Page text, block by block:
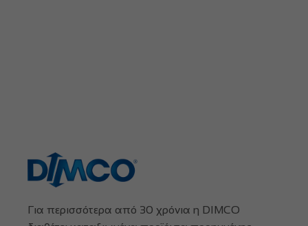
Για περισσότερα από 30 χρόνια η DIMCO